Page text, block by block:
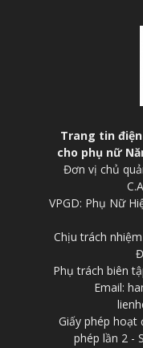
Trang tin
cho phụ nữ
Đơn vị chủ
VPGD: Phụ Nữ
Chịu trách
Phụ trách biên
Email:
Giấy phép hoạt
phép lần 2 -